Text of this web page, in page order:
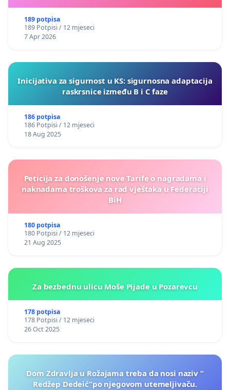
189 potpisa
189 Potpisi / 12 mjeseci
7 Apr 2026
Inicijativa za sigurnost u KS: sigurnosna adaptacija
raskrsnice između B i C faze
186 potpisa
186 Potpisi / 12 mjeseci
18 Aug 2025
Peticija za donošenje nove Tarife o nagradama i
naknadama troškova za rad vještaka u Federaciji
BiH
180 potpisa
180 Potpisi / 12 mjeseci
21 Aug 2025
Za bezbednu ulicu Moše Pijade u Pozarevcu
178 potpisa
178 Potpisi / 12 mjeseci
26 Oct 2025
Dom Zdravlja u Rožajama treba da nosi naziv “
Redžep Dedeić”po njegovom utemeljivaču.